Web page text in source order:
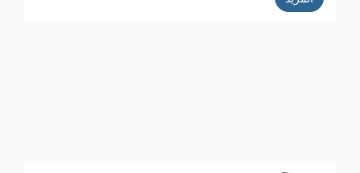
عقد برئاسة الدكتور أ.د. خليفـة الشعالـي وبحضور الأعضاء: ، أ.د. عبد